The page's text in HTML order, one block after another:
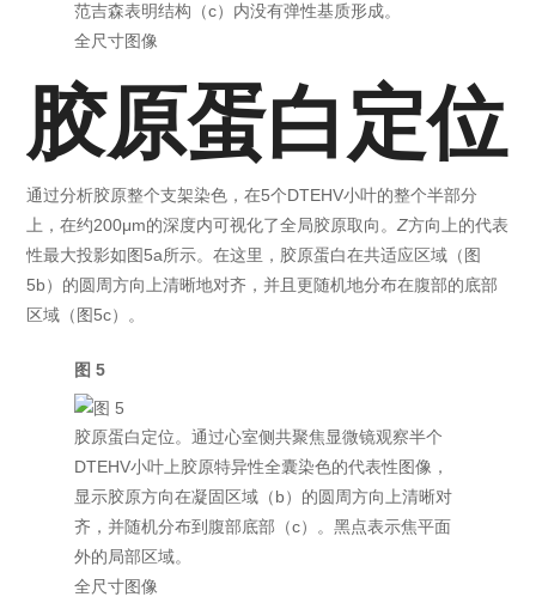
范吉森表明结构（c）内没有弹性基质形成。
全尺寸图像
胶原蛋白定位
通过分析胶原整个支架染色，在5个DTEHV小叶的整个半部分
上，在约200μm的深度内可视化了全局胶原取向。Z方向上的代表
性最大投影如图5a所示。在这里，胶原蛋白在共适应区域（图
5b）的圆周方向上清晰地对齐，并且更随机地分布在腹部的底部
区域（图5c）。
图 5
胶原蛋白定位。通过心室侧共聚焦显微镜观察半个
DTEHV小叶上胶原特异性全囊染色的代表性图像，
显示胶原方向在凝固区域（b）的圆周方向上清晰对
齐，并随机分布到腹部底部（c）。黑点表示焦平面
外的局部区域。
全尺寸图像